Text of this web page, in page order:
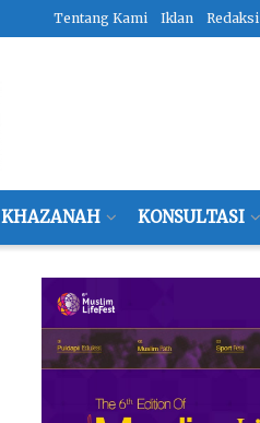
Tentang Kami Iklan Redaksi
KHAZANAH KONSULTASI